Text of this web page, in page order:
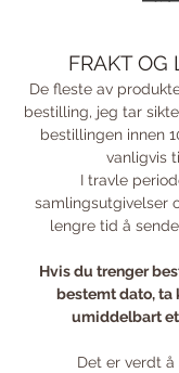
FRAKT OG
De fleste av
bestilling, jeg tar
bestillingen innen
vanligvis
I travle
samlingsutgivelser
lengre tid å
Hvis du trenger
bestemt dato, ta
umiddelbart
Det er verdt å